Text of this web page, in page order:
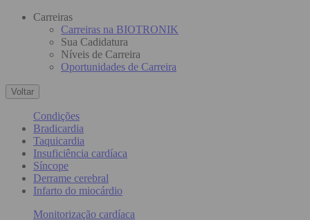
Carreiras
Carreiras na BIOTRONIK
Sua Cadidatura
Níveis de Carreira
Oportunidades de Carreira
Voltar
Condições
Bradicardia
Taquicardia
Insuficiência cardíaca
Síncope
Derrame cerebral
Infarto do miocárdio
Monitorização cardíaca